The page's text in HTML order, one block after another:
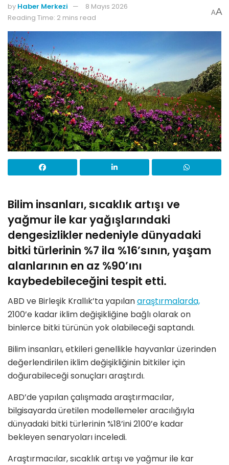
by Haber Merkezi
8 Mayıs 2026
Reading Time: 2 mins read
AA
Bilim insanları, sıcaklık artışı ve
yağmur ile kar yağışlarındaki
dengesizlikler nedeniyle dünyadaki
bitki türlerinin %7 ila %16’sının, yaşam
alanlarının en az %90’ını
kaybedebileceğini tespit etti.
ABD ve Birleşik Krallık’ta yapılanaraştırmalarda,
2100’e kadar iklim değişikliğine bağlı olarak on
binlerce bitki türünün yok olabileceği saptandı.
Bilim insanları, etkileri genellikle hayvanlar üzerinden
değerlendirilen iklim değişikliğinin bitkiler için
doğurabileceği sonuçları araştırdı.
ABD’de yapılan çalışmada araştırmacılar,
bilgisayarda üretilen modellemeler aracılığıyla
dünyadaki bitki türlerinin %18’ini 2100’e kadar
bekleyen senaryoları inceledi.
Araştırmacılar, sıcaklık artışı ve yağmur ile kar